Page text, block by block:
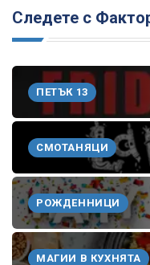
Следете с
ПЕТЪК 13
СМОТАНЯЦИ
РОЖДЕННИЦИ
МАГИИ В КУХНЯТА